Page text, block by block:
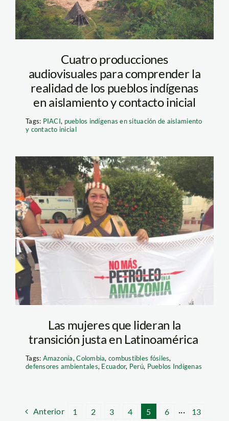
Cuatro producciones
audiovisuales para comprender la
realidad de los pueblos indígenas
en aislamiento y contacto inicial
Tags: PIACI, pueblos indígenas en situación de aislamiento
y contacto inicial
Cahuo-Boya—isabel-
alarcon—no-mas-
petroleo—amazonia
Las mujeres que lideran la
transición justa en Latinoamérica
Tags: Amazonía,Colombia,combustibles fósiles,
defensores ambientales, Ecuador, Perú, Pueblos Indígenas
Anterior 1 2 3 4 5 6 ···
13